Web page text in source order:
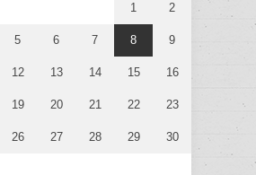
1 2
5 6 7 8 9
12 13 14 15 16
19 20 21 22 23
26 27 28 29 30